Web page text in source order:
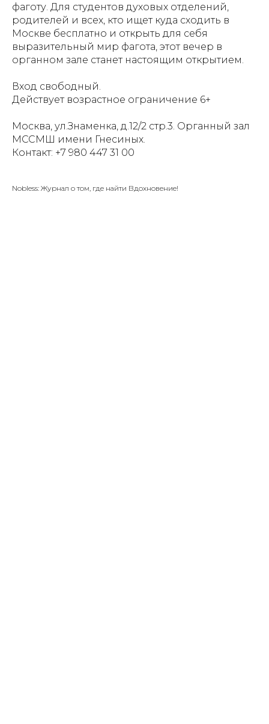
фаготу. Для студентов духовых отделений,
родителей и всех, кто ищет куда сходить в
Москве бесплатно и открыть для себя
выразительный мир фагота, этот вечер в
органном зале станет настоящим открытием.
Вход свободный.
Действует возрастное ограничение 6+
Москва, ул.Знаменка, д.12/2 стр.3. Органный зал
МССМШ имени Гнесиных.
Контакт: +7 980 447 31 00
Nobless: Журнал о том, где найти Вдохновение!